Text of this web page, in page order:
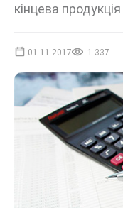
кінцева
01.11.2017 1 337